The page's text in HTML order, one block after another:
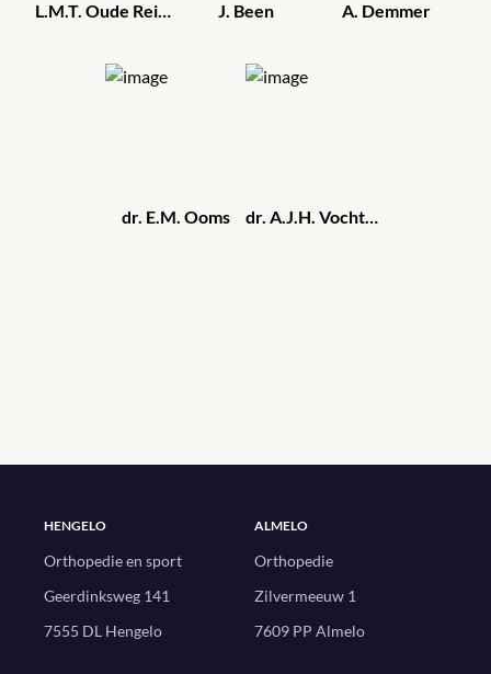
L.M.T. Oude Reimer J. Been A. Demmer
dr. E.M. Ooms dr. A.J.H. Vochteloo
HENGELO
Orthopedie en sport
Geerdinksweg 141
7555 DL Hengelo
ALMELO
Orthopedie
Zilvermeeuw 1
7609 PP Almelo